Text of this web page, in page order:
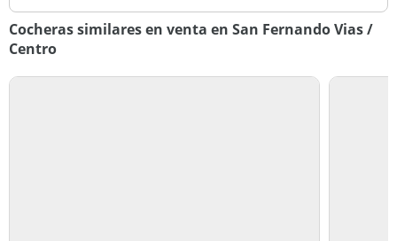
Cocheras similares en venta en San Fernando Vias /
Centro